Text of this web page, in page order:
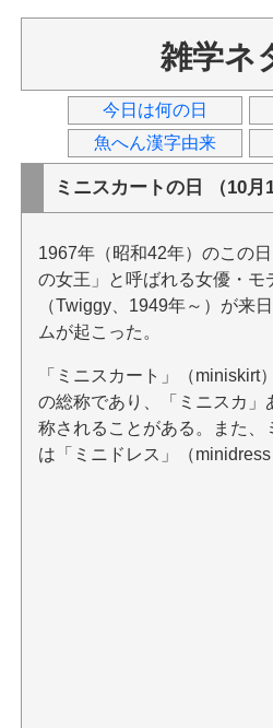
雑学ネ
今日は何の日
魚へん漢字由来
ミニスカートの日 （10月
1967年（昭和42年）のこの
の女王」と呼ばれる女優・モ
（Twiggy、1949年～）が来
ムが起こった。
「ミニスカート」（miniskirt
の総称であり、「ミニスカ」
称されることがある。また、
は「ミニドレス」（minidress